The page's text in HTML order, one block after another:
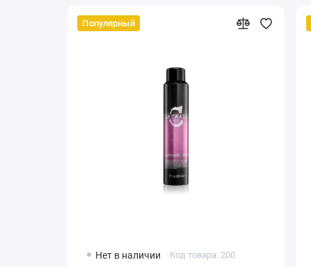
Популярный
Нет в наличии Код товара: 200